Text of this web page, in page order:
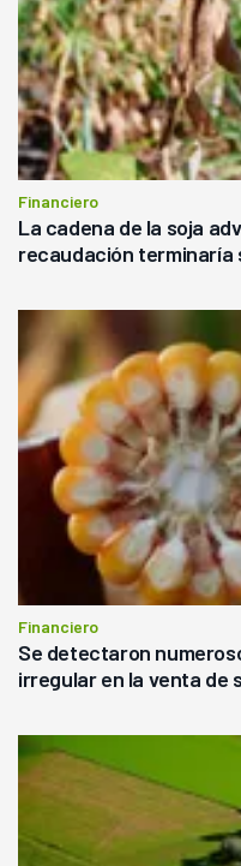
Financiero
La cadena de la soja
recaudación terminaría
Financiero
Se detectaron
irregular en la venta de